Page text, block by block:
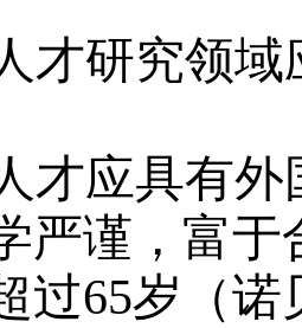
才研究领
才应具有
严谨，富
过65岁（诺